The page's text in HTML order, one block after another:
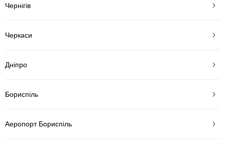
Чернігів
Черкаси
Дніпро
Бориспіль
Аеропорт Бориспіль